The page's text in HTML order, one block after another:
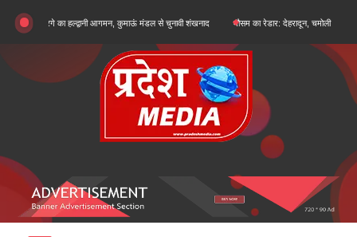
content
खरगे का हल्द्वानी आगमन, कुमाऊं मंडल से चुनावी शंखनाद मौसम का रेडार: देहरादून, चमोली और बागेश्वर में